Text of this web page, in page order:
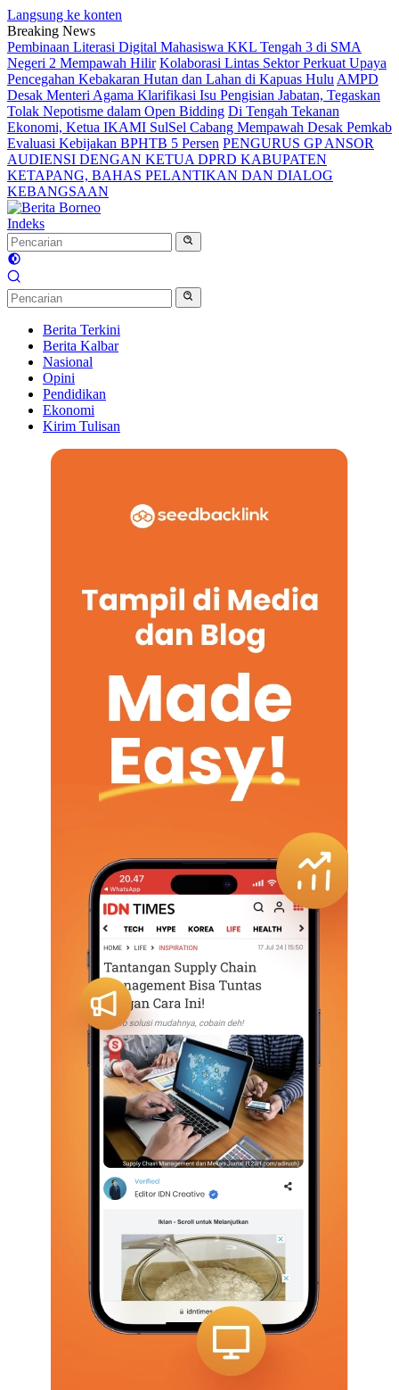
Langsung ke konten
Breaking News
Pembinaan Literasi Digital Mahasiswa KKL Tengah 3 di SMA
Negeri 2 Mempawah Hilir Kolaborasi Lintas Sektor Perkuat Upaya
Pencegahan Kebakaran Hutan dan Lahan di Kapuas Hulu AMPD
Desak Menteri Agama Klarifikasi Isu Pengisian Jabatan, Tegaskan
Tolak Nepotisme dalam Open Bidding Di Tengah Tekanan
Ekonomi, Ketua IKAMI SulSel Cabang Mempawah Desak Pemkab
Evaluasi Kebijakan BPHTB 5 Persen PENGURUS GP ANSOR
AUDIENSI DENGAN KETUA DPRD KABUPATEN
KETAPANG, BAHAS PELANTIKAN DAN DIALOG
KEBANGSAAN
Indeks
Berita Terkini
Berita Kalbar
Nasional
Opini
Pendidikan
Ekonomi
Kirim Tulisan